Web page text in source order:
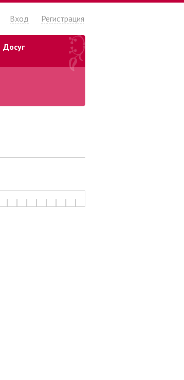
Вход Регистрация
Досуг